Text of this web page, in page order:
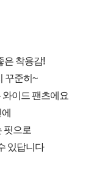
은 착용감!
꾸준히~
이드 팬츠에요
핏으로
있답니다